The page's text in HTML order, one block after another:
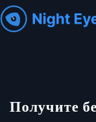
Получите